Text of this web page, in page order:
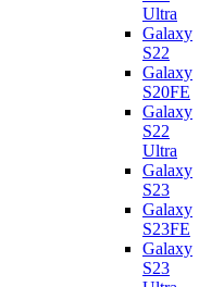
Ultra
Galaxy
S22
Galaxy
S20FE
Galaxy
S22
Ultra
Galaxy
S23
Galaxy
S23FE
Galaxy
S23